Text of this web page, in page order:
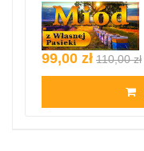
99,00 zł 110,00 zł